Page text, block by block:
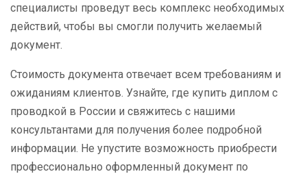
специалисты проведут весь комплекс необходимых
действий, чтобы вы смогли получить желаемый
документ.
Стоимость документа отвечает всем требованиям и
ожиданиям клиентов. Узнайте, где купить диплом с
проводкой в России и свяжитесь с нашими
консультантами для получения более подробной
информации. Не упустите возможность приобрести
профессионально оформленный документ по